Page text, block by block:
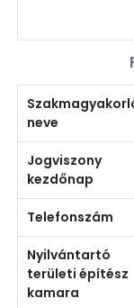
neve
Jogviszony
kezdőnap
Telefonszám
Nyilvántartó
területi építész
kamara